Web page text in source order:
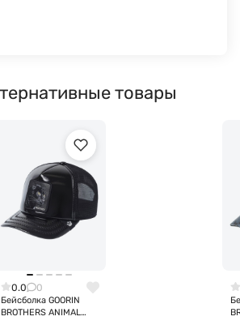
товары
0.0 0
Бейсболка GOORIN
BROTHERS ANIMAL